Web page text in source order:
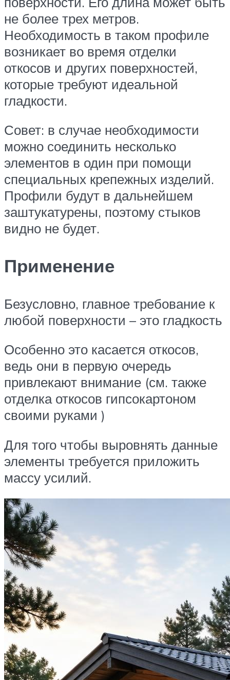
не более трех метров.
Необходимость в таком профиле
возникает во время отделки
откосов и других поверхностей,
которые требуют идеальной
гладкости.
Совет: в случае необходимости
можно соединить несколько
элементов в один при помощи
специальных крепежных изделий.
Профили будут в дальнейшем
заштукатурены, поэтому стыков
видно не будет.
Применение
Безусловно, главное требование к
любой поверхности – это гладкость
Особенно это касается откосов,
ведь они в первую очередь
привлекают внимание (см. также
отделка откосов гипсокартоном
своими руками )
Для того чтобы выровнять данные
элементы требуется приложить
массу усилий.